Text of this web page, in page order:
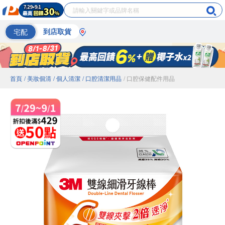
宅配 到店取貨
首頁 / 美妝個清 / 個人清潔 / 口腔清潔用品 / 口腔保健配件用品